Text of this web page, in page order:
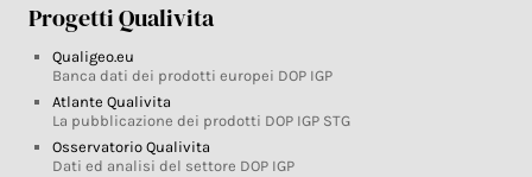
Progetti Qualivita
Qualigeo.eu
Banca dati dei prodotti europei DOP IGP
Atlante Qualivita
La pubblicazione dei prodotti DOP IGP STG
Osservatorio Qualivita
Dati ed analisi del settore DOP IGP